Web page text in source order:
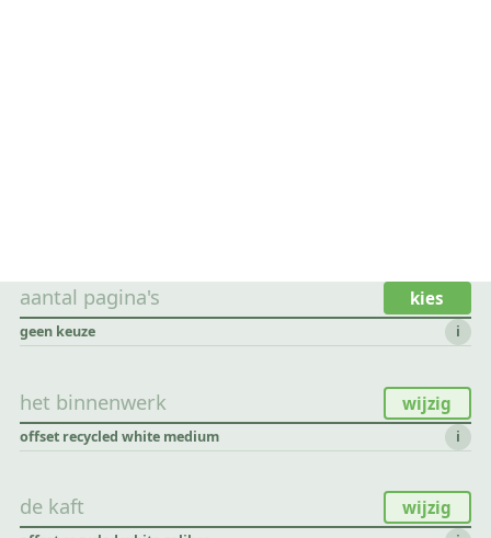
aantal pagina's kies
geen keuze i
het binnenwerk wijzig
offset recycled white medium i
de kaft wijzig